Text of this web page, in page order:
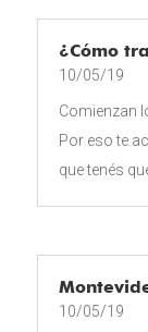
¿Cómo
10/05/19
Comienzan
Por eso te
que tenés
10/05/19